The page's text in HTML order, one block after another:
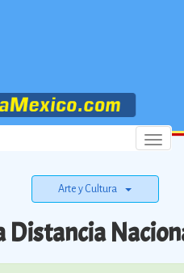
Menu
Arte y Cultura
Distancia